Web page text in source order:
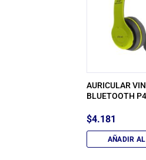
AURICULAR
BLUETOOTH
$4.181
AÑADIR